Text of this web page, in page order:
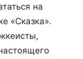
на
«Сказка».